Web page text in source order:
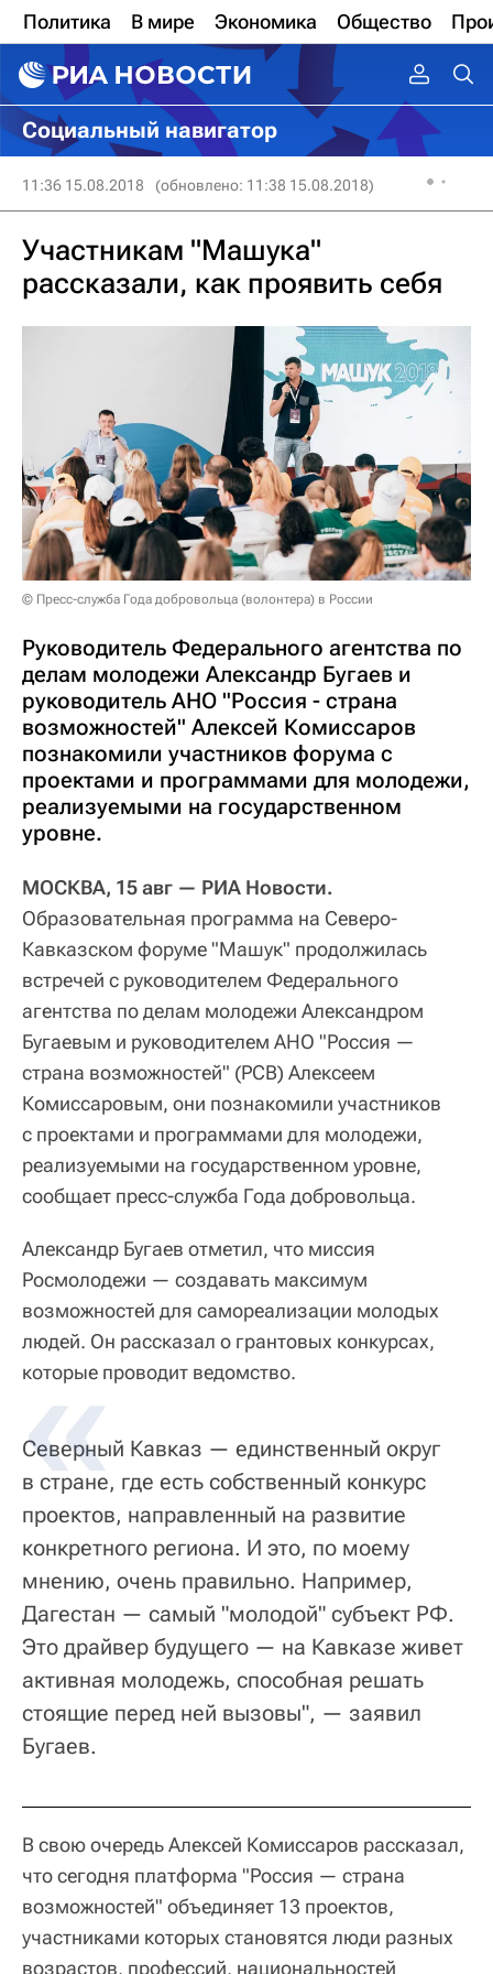
Политика В мире Экономика Общество
Социальный навигатор
11:36 15.08.2018 (обновлено: 11:38 15.08.2018)
Участникам "Машука"
рассказали, как проявить себя
© Пресс-служба Года добровольца (волонтера) в России
Руководитель Федерального агентства по
делам молодежи Александр Бугаев и
руководитель АНО "Россия - страна
возможностей" Алексей Комиссаров
познакомили участников форума с
проектами и программами для молодежи,
реализуемыми на государственном
уровне.
МОСКВА, 15 авг — РИА Новости.
Образовательная программа на Северо-
Кавказском форуме "Машук" продолжилась
встречей с руководителем Федерального
агентства по делам молодежи Александром
Бугаевым и руководителем АНО "Россия —
страна возможностей" (РСВ) Алексеем
Комиссаровым, они познакомили участников
с проектами и программами для молодежи,
реализуемыми на государственном уровне,
сообщает пресс-служба Года добровольца.
Александр Бугаев отметил, что миссия
Росмолодежи — создавать максимум
возможностей для самореализации молодых
людей. Он рассказал о грантовых конкурсах,
которые проводит ведомство.
Северный Кавказ — единственный округ
в стране, где есть собственный конкурс
проектов, направленный на развитие
конкретного региона. И это, по моему
мнению, очень правильно. Например,
Дагестан — самый "молодой" субъект РФ.
Это драйвер будущего — на Кавказе живет
активная молодежь, способная решать
стоящие перед ней вызовы", — заявил
Бугаев.
В свою очередь Алексей Комиссаров рассказал,
что сегодня платформа "Россия — страна
возможностей" объединяет 13 проектов,
участниками которых становятся люди разных
возрастов, профессий, национальностей